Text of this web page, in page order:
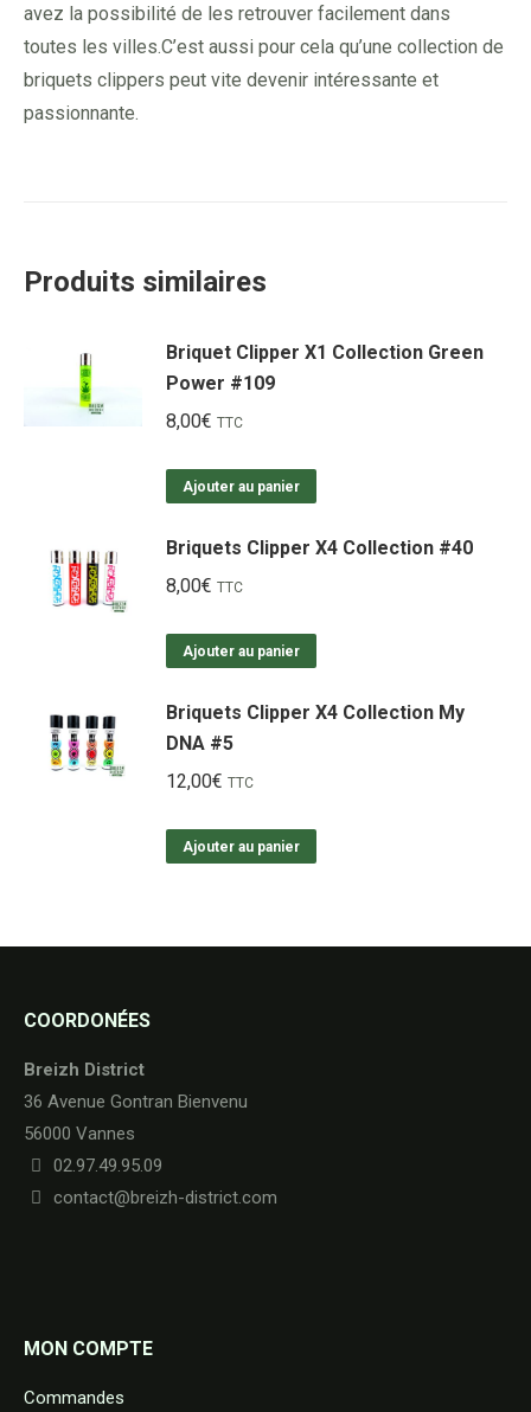
avez la possibilité de les retrouver facilement dans
toutes les villes.C’est aussi pour cela qu’une collection de
briquets clippers peut vite devenir intéressante et
passionnante.
Produits similaires
Briquet Clipper X1 Collection Green
Power #109
8,00€ TTC
Ajouter au panier
Briquets Clipper X4 Collection #40
8,00€ TTC
Ajouter au panier
Briquets Clipper X4 Collection My
DNA #5
12,00€ TTC
Ajouter au panier
COORDONÉES
Breizh District
36 Avenue Gontran Bienvenu
56000 Vannes
02.97.49.95.09
contact@breizh-district.com
MON COMPTE
Commandes